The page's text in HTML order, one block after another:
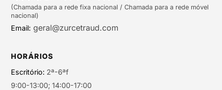
(Chamada para a rede fixa nacional / Chamada para a rede móvel
nacional)
Email: geral@zurcetraud.com
HORÁRIOS
Escritório: 2ª-6ªf
9:00-13:00; 14:00-17:00